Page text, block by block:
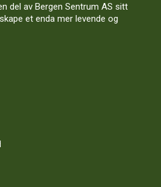
del av Bergen Sentrum AS sitt
et enda mer levende og